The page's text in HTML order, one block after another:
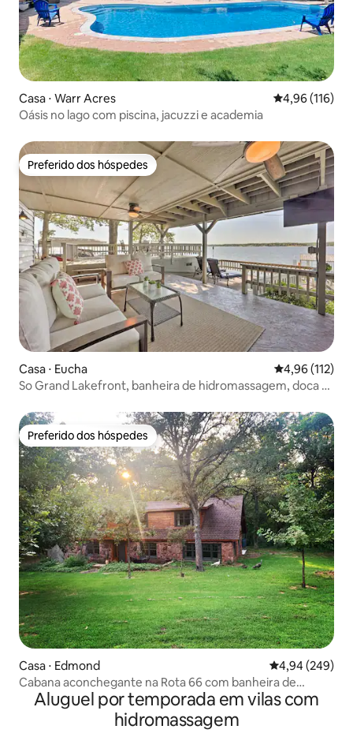
Casa ⋅ Warr Acres 4,96 de uma
4,96 (116)
Oásis no lago com piscina, jacuzzi e academia
Preferido dos hóspedes
Preferido dos hóspedes
Casa ⋅ Eucha 4,96 de uma
4,96 (112)
So Grand Lakefront, banheira de hidromassagem, doca e
Preferido dos hóspedes
Preferido dos hóspedes
Casa ⋅ Edmond 4,94 de uma
4,94 (249)
Cabana aconchegante na Rota 66 com banheira de
hidromassagem em Edmond, Oklahoma
Aluguel por temporada em vilas com
hidromassagem